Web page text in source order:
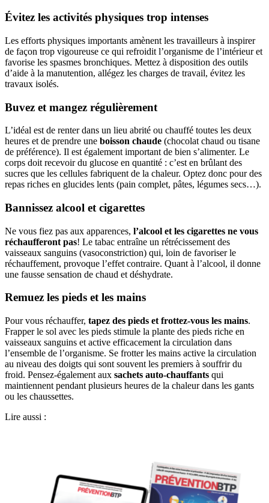
Évitez les activités physiques trop intenses
Les efforts physiques importants amènent les travailleurs à inspirer
de façon trop vigoureuse ce qui refroidit l’organisme de l’intérieur et
favorise les spasmes bronchiques. Mettez à disposition des outils
d’aide à la manutention, allégez les charges de travail, évitez les
travaux isolés.
Buvez et mangez régulièrement
L’idéal est de renter dans un lieu abrité ou chauffé toutes les deux
heures et de prendre une boisson chaude (chocolat chaud ou tisane
de préférence). Il est également important de bien s’alimenter. Le
corps doit recevoir du glucose en quantité : c’est en brûlant des
sucres que les cellules fabriquent de la chaleur. Optez donc pour des
repas riches en glucides lents (pain complet, pâtes, légumes secs…).
Bannissez alcool et cigarettes
Ne vous fiez pas aux apparences, l’alcool et les cigarettes ne vous
réchaufferont pas! Le tabac entraîne un rétrécissement des
vaisseaux sanguins (vasoconstriction) qui, loin de favoriser le
réchauffement, provoque l’effet contraire. Quant à l’alcool, il donne
une fausse sensation de chaud et déshydrate.
Remuez les pieds et les mains
Pour vous réchauffer, tapez des pieds et frottez-vous les mains.
Frapper le sol avec les pieds stimule la plante des pieds riche en
vaisseaux sanguins et active efficacement la circulation dans
l’ensemble de l’organisme. Se frotter les mains active la circulation
au niveau des doigts qui sont souvent les premiers à souffrir du
froid. Pensez-également aux sachets auto-chauffants qui
maintiennent pendant plusieurs heures de la chaleur dans les gants
ou les chaussettes.
Lire aussi :